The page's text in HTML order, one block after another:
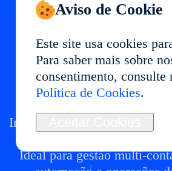
Inicie seu
Nuvem
Implante um ambiente de
Ideal para gestão multi-
Aviso de Cookie
Este site usa cookies
Para saber mais sobre
consentimento, consulte
Política de Cookies.